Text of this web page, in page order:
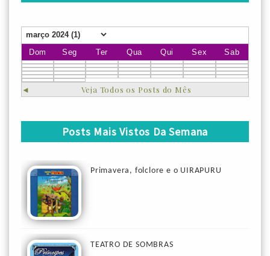
Dom Seg Ter Qua Qui Sex Sab
◄ Veja Todos os Posts do Mês
Posts Mais Vistos Da Semana
Primavera, folclore e o UIRAPURU
TEATRO DE SOMBRAS